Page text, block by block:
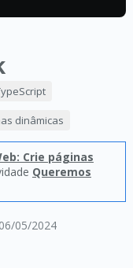
05/2024
dinâmicas
Crie páginas
Queremos